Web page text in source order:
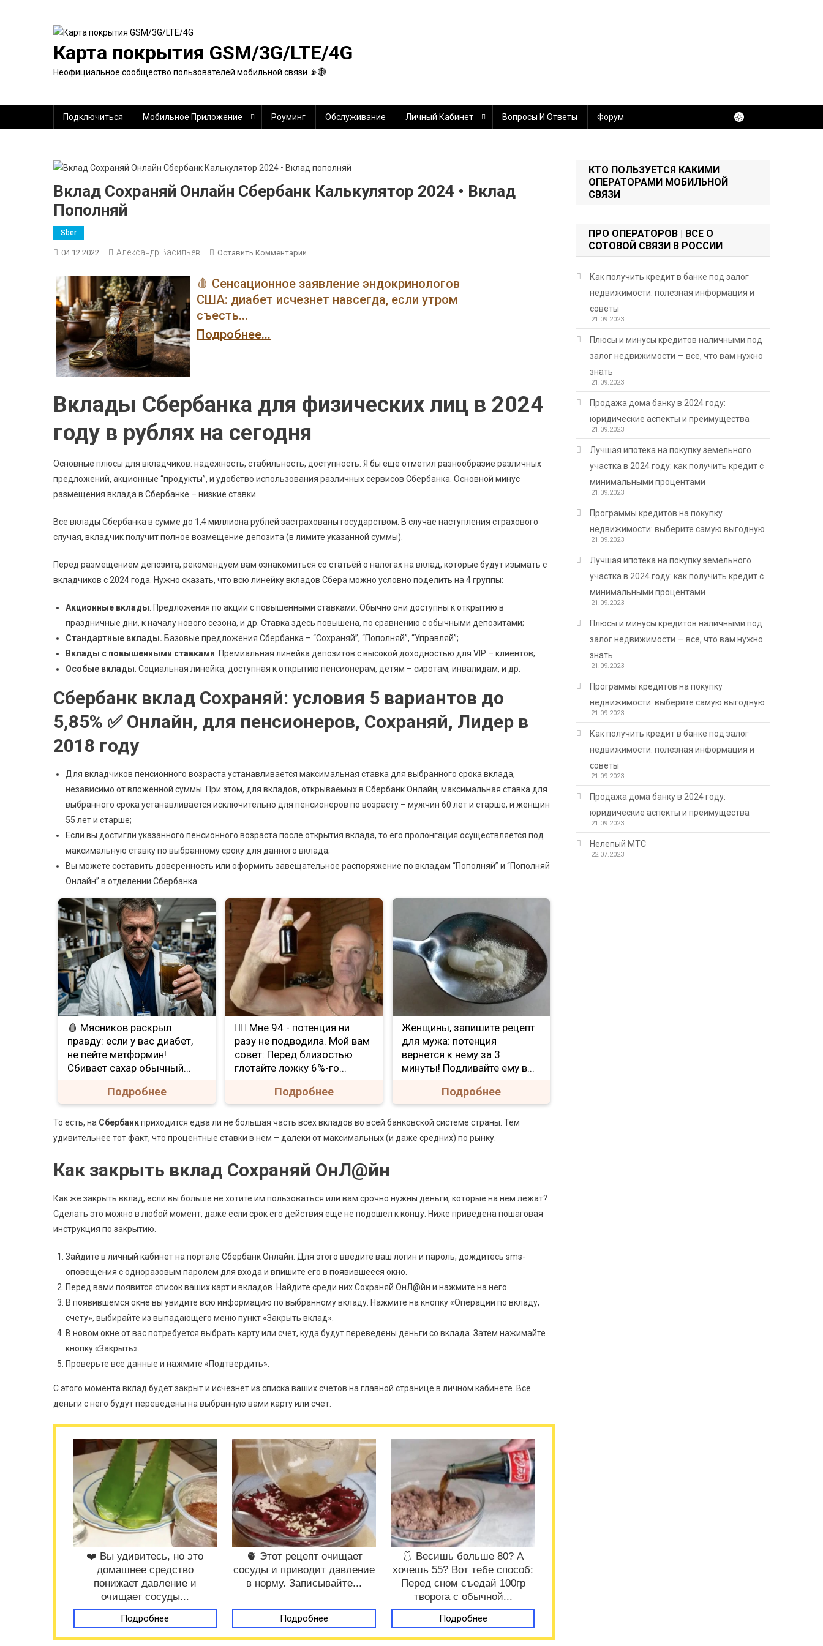
содержимому
Карта покрытия GSM/3G/LTE/4G
Неофициальное сообщество пользователей мобильной связи 📡🌐
Подключиться Мобильное Приложение Роуминг Обслуживание Личный Кабинет Вопросы И Ответы Форум
Вклад Сохраняй Онлайн Сбербанк Калькулятор 2024 • Вклад
Пополняй
Sber
04.12.2022 Александр Васильев Оставить Комментарий
Сохраняй
🩸 Сенсационное заявление эндокринологов
США: диабет исчезнет навсегда, если утром
съесть...
Подробнее...
Вклады Сбербанка для физических лиц в 2024
году в рублях на сегодня
Основные плюсы для вкладчиков: надёжность, стабильность, доступность. Я бы ещё отметил разнообразие различных
предложений, акционные “продукты”, и удобство использования различных сервисов Сбербанка. Основной минус
размещения вклада в Сбербанке – низкие ставки.
Все вклады Сбербанка в сумме до 1,4 миллиона рублей застрахованы государством. В случае наступления страхового
случая, вкладчик получит полное возмещение депозита (в лимите указанной суммы).
Перед размещением депозита, рекомендуем вам ознакомиться со статьёй о налогах на вклад, которые будут изымать с
вкладчиков с 2024 года. Нужно сказать, что всю линейку вкладов Сбера можно условно поделить на 4 группы:
Акционные вклады . Предложения по акции с повышенными ставками. Обычно они доступны к открытию в
праздничные дни, к началу нового сезона, и др. Ставка здесь повышена, по сравнению с обычными депозитами;
Стандартные вклады. Базовые предложения Сбербанка – “Сохраняй”, “Пополняй”, “Управляй”;
Вклады с повышенными ставками . Премиальная линейка депозитов с высокой доходностью для VIP – клиентов;
Особые вклады . Социальная линейка, доступная к открытию пенсионерам, детям – сиротам, инвалидам, и др.
Сбербанк вклад Сохраняй: условия 5 вариантов до
5,85% ✅ Онлайн, для пенсионеров, Сохраняй, Лидер в
2018 году
Для вкладчиков пенсионного возраста устанавливается максимальная ставка для выбранного срока вклада,
независимо от вложенной суммы. При этом, для вкладов, открываемых в Сбербанк Онлайн, максимальная ставка для
выбранного срока устанавливается исключительно для пенсионеров по возрасту – мужчин 60 лет и старше, и женщин
55 лет и старше;
Если вы достигли указанного пенсионного возраста после открытия вклада, то его пролонгация осуществляется под
максимальную ставку по выбранному сроку для данного вклада;
Вы можете составить доверенность или оформить завещательное распоряжение по вкладам “Пополняй” и “Пополняй
Онлайн” в отделении Сбербанка.
🩸 Мясников раскрыл
правду: если у вас диабет,
не пейте метформин!
Сбивает сахар обычный...
Подробнее
❤️‍🔥 Мне 94 - потенция ни
разу не подводила. Мой вам
совет: Перед близостью
глотайте ложку 6%-го...
Подробнее
Женщины, запишите рецепт
для мужа: потенция
вернется к нему за 3
минуты! Подливайте ему в...
Подробнее
То есть, на Сбербанкприходится едва ли не большая часть всех вкладов во всей банковской системе страны. Тем
удивительнее тот факт, что процентные ставки в нем – далеки от максимальных (и даже средних) по рынку.
Как закрыть вклад Сохраняй ОнЛ@йн
Как же закрыть вклад, если вы больше не хотите им пользоваться или вам срочно нужны деньги, которые на нем лежат?
Сделать это можно в любой момент, даже если срок его действия еще не подошел к концу. Ниже приведена пошаговая
инструкция по закрытию.
Зайдите в личный кабинет на портале Сбербанк Онлайн. Для этого введите ваш логин и пароль, дождитесь sms-
оповещения с одноразовым паролем для входа и впишите его в появившееся окно.
Перед вами появится список ваших карт и вкладов. Найдите среди них Сохраняй ОнЛ@йн и нажмите на него.
В появившемся окне вы увидите всю информацию по выбранному вкладу. Нажмите на кнопку «Операции по вкладу,
счету», выбирайте из выпадающего меню пункт «Закрыть вклад».
В новом окне от вас потребуется выбрать карту или счет, куда будут переведены деньги со вклада. Затем нажимайте
кнопку «Закрыть».
Проверьте все данные и нажмите «Подтвердить».
С этого момента вклад будет закрыт и исчезнет из списка ваших счетов на главной странице в личном кабинете. Все
деньги с него будут переведены на выбранную вами карту или счет.
❤️ Вы удивитесь, но это
домашнее средство
понижает давление и
очищает сосуды...
Подробнее
🫀 Этот рецепт очищает
сосуды и приводит давление
в норму. Записывайте...
Подробнее
🩱 Весишь больше 80? А
хочешь 55? Вот тебе способ:
Перед сном съедай 100гр
творога с обычной...
Подробнее
КТО ПОЛЬЗУЕТСЯ КАКИМИ
ОПЕРАТОРАМИ МОБИЛЬНОЙ
СВЯЗИ
ПРО ОПЕРАТОРОВ | ВСЕ О
СОТОВОЙ СВЯЗИ В РОССИИ
Как получить кредит в банке под залог
недвижимости: полезная информация и
советы
21.09.2023
Плюсы и минусы кредитов наличными под
залог недвижимости — все, что вам нужно
знать
21.09.2023
Продажа дома банку в 2024 году:
юридические аспекты и преимущества
21.09.2023
Лучшая ипотека на покупку земельного
участка в 2024 году: как получить кредит с
минимальными процентами
21.09.2023
Программы кредитов на покупку
недвижимости: выберите самую выгодную
21.09.2023
Лучшая ипотека на покупку земельного
участка в 2024 году: как получить кредит с
минимальными процентами
21.09.2023
Плюсы и минусы кредитов наличными под
залог недвижимости — все, что вам нужно
знать
21.09.2023
Программы кредитов на покупку
недвижимости: выберите самую выгодную
21.09.2023
Как получить кредит в банке под залог
недвижимости: полезная информация и
советы
21.09.2023
Продажа дома банку в 2024 году:
юридические аспекты и преимущества
21.09.2023
Нелепый МТС
22.07.2023